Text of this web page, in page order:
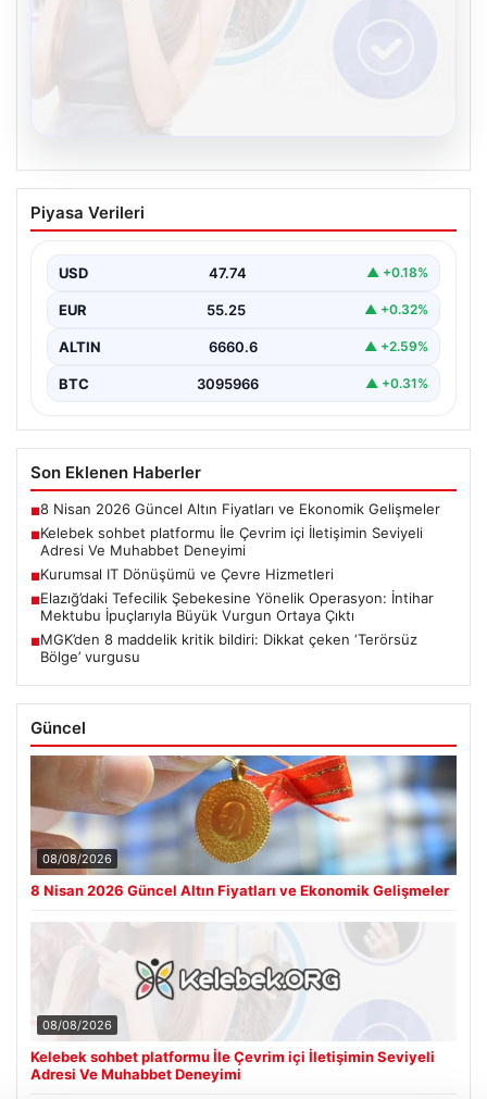
Kelebek sohbet platformu İle Çevrim içi
İletişimin Seviyeli Adresi Ve Muhabbet
İnternet ortamında insanların seviyeli bir şekilde irtibat
çeşitli…
Piyasa Verileri
USD 47.74 ▲ +0.18%
EUR 55.25 ▲ +0.32%
ALTIN 6660.6 ▲ +2.59%
BTC 3095966 ▲ +0.31%
Son Eklenen Haberler
■8 Nisan 2026 Güncel Altın Fiyatları ve Ekonomik Gelişmeler
■Kelebek sohbet platformu İle Çevrim içi İletişimin Seviyeli
Adresi Ve Muhabbet Deneyimi
■Kurumsal IT Dönüşümü ve Çevre Hizmetleri
■Elazığ’daki Tefecilik Şebekesine Yönelik Operasyon: İntihar
Mektubu İpuçlarıyla Büyük Vurgun Ortaya Çıktı
■MGK’den 8 maddelik kritik bildiri: Dikkat çeken ‘Terörsüz
Bölge’ vurgusu
Güncel
08/08/2026
8 Nisan 2026 Güncel Altın Fiyatları ve Ekonomik Gelişmeler
08/08/2026
Kelebek sohbet platformu İle Çevrim içi İletişimin Seviyeli
Adresi Ve Muhabbet Deneyimi